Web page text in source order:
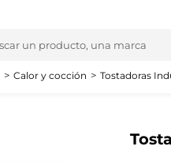
Calor y cocción Tostadoras